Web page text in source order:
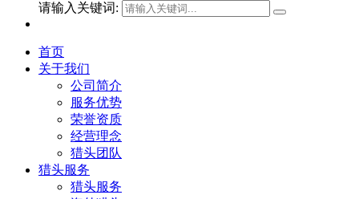
请输入关键词:
首页
关于我们
公司简介
服务优势
荣誉资质
经营理念
猎头团队
猎头服务
猎头服务